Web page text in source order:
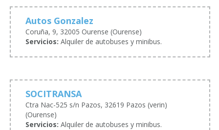
Autos Gonzalez
Coruña, 9, 32005 Ourense (Ourense)
Servicios: Alquiler de autobuses y minibus.
SOCITRANSA
Ctra Nac-525 s/n Pazos, 32619 Pazos (verin)
(Ourense)
Servicios: Alquiler de autobuses y minibus.